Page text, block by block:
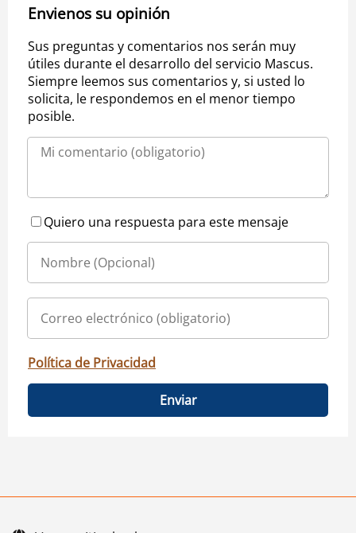
Envienos su opinión
Sus preguntas y comentarios nos serán muy
útiles durante el desarrollo del servicio Mascus.
Siempre leemos sus comentarios y, si usted lo
solicita, le respondemos en el menor tiempo
posible.
Quiero una respuesta para este mensaje
Política de Privacidad
Enviar